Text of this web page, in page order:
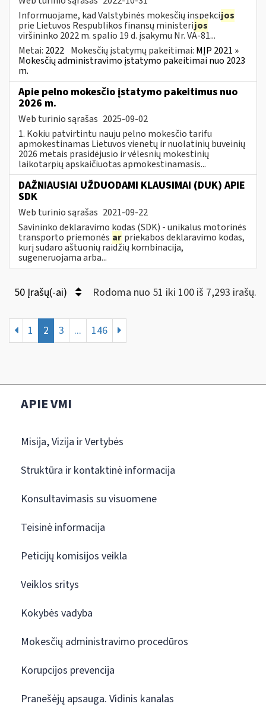
Informuojame, kad Valstybinės mokesčių inspekcijos
prie Lietuvos Respublikos finansų ministerijos
viršininko 2022 m. spalio 19 d. įsakymu Nr. VA-81...
Metai: 2022 Mokesčių įstatymų pakeitimai: MĮP 2021 »
Mokesčių administravimo įstatymo pakeitimai nuo 2023
m.
Apie pelno mokesčio įstatymo pakeitimus nuo
2026 m.
Web turinio sąrašas 2025-09-02
1. Kokiu patvirtintu nauju pelno mokesčio tarifu
apmokestinamas Lietuvos vienetų ir nuolatinių buveinių
2026 metais prasidėjusio ir vėlesnių mokestinių
laikotarpių apskaičiuotas apmokestinamasis...
DAŽNIAUSIAI UŽDUODAMI KLAUSIMAI (DUK) APIE
SDK
Web turinio sąrašas 2021-09-22
Savininko deklaravimo kodas (SDK) - unikalus motorinės
transporto priemonės ar priekabos deklaravimo kodas,
kurį sudaro aštuonių raidžių kombinacija,
sugeneruojama arba...
50 Įrašų(-ai) Rodoma nuo 51 iki 100 iš 7,293 irašų.
1 2 3 ... 146
APIE VMI
Misija, Vizija ir Vertybės
Struktūra ir kontaktinė informacija
Konsultavimasis su visuomene
Teisinė informacija
Peticijų komisijos veikla
Veiklos sritys
Kokybės vadyba
Mokesčių administravimo procedūros
Korupcijos prevencija
Pranešėjų apsauga. Vidinis kanalas